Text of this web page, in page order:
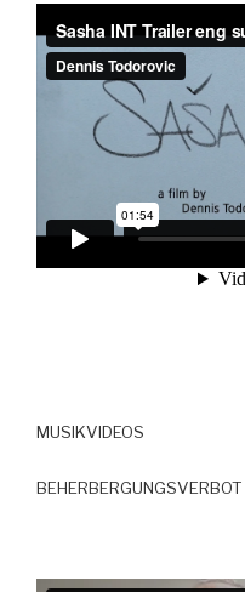
MUSIKVIDEOS
BEHERBERGUNGSVERBOT